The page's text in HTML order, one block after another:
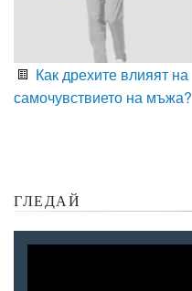
Как дрехите влияят на
самочувствието на мъжа?
ГЛЕДАЙ